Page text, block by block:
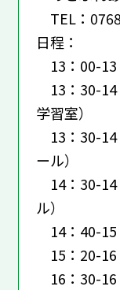
TEL：
日程：
13：00-
13：30-
学習室）
13：30-
ール）
14：30-
ル）
14：40-
15：20-
16：30-